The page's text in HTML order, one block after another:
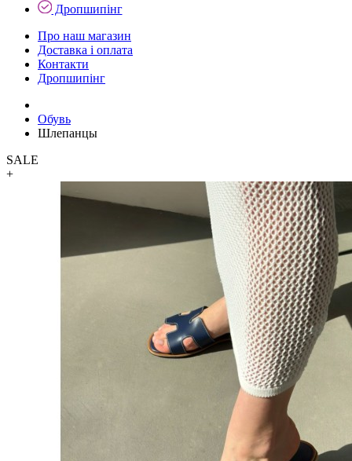
Дропшипінг
Про наш магазин
Доставка і оплата
Контакти
Дропшипінг
Обувь
Шлепанцы
SALE
+